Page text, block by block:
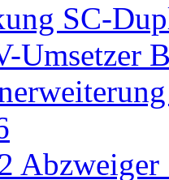
SC-
Umsetzer